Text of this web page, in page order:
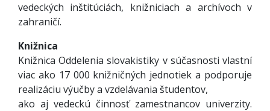
vedeckých inštitúciách, knižniciach a archívoch v
zahraničí.
Knižnica
Knižnica Oddelenia slovakistiky v súčasnosti vlastní
viac ako 17 000 knižničných jednotiek a podporuje
realizáciu výučby a vzdelávania študentov,
ako aj vedeckú činnosť zamestnancov univerzity.